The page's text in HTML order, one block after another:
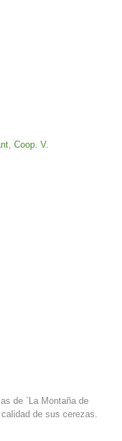
Coop. V.
de `La Montaña de
de sus cerezas.